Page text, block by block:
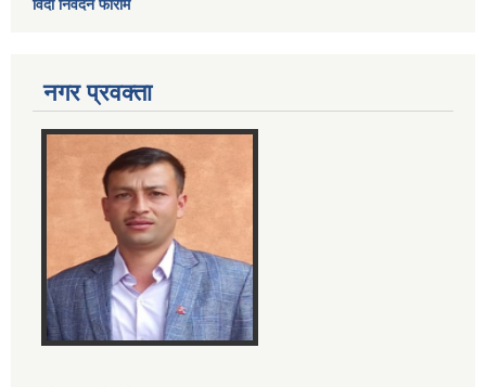
विदा निवेदन फाराम
नगर प्रवक्ता